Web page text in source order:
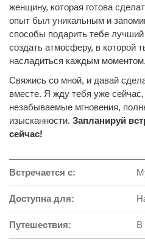
женщину, которая готова
опыт был уникальным и
способы подарить тебе лучший
создать атмосферу, в которой
насладиться каждым моментом.
Свяжись со мной, и давай
вместе. Я жду тебя уже сейчас,
незабываемые мгновения,
изысканности. Запланируй
сейчас!
Встречается с:
Доступна для:
Путешествия: В